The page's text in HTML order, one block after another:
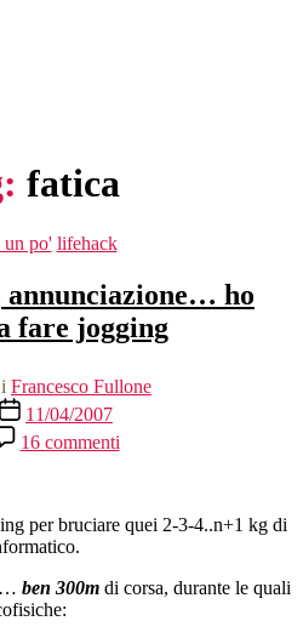
fatica
Categorie
un po' lifehack
annunciazione… ho
fare jogging
Francesco Fullone
Data11/04/2007
16 commentisu
Annunciazione,
iniziato
jogging
per bruciare quei 2-3-4..n+1 kg di
ben 300m di corsa, durante le quali